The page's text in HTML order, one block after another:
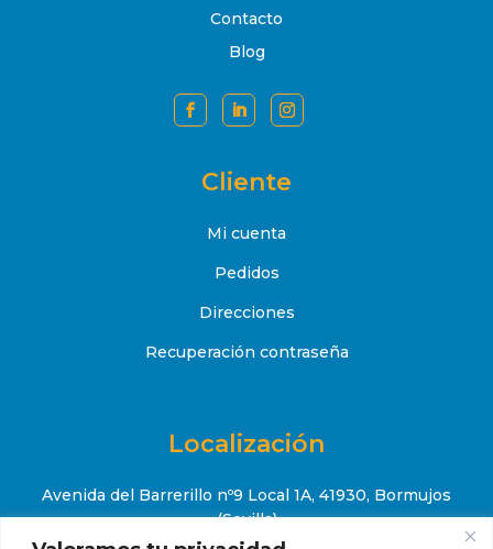
Contacto
Blog
Cliente
Mi cuenta
Pedidos
Direcciones
Recuperación contraseña
Localización
Avenida del Barrerillo nº9 Local 1A, 41930, Bormujos
(Sevilla)